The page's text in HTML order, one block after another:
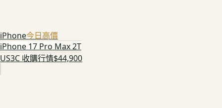
iPhone今日高價
iPhone 17 Pro Max 2T
US3C 收購行情$44,900